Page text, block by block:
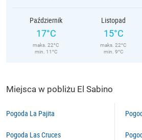
Październik
17°C
maks. 22°C
min. 11°C
Listopad
15°C
maks. 22°C
min. 9°C
Miejsca w pobliżu El Sabino
Pogoda La Pajita
Pogoda Las Cruces